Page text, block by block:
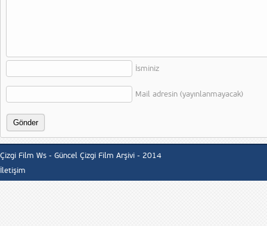
İsminiz
Mail adresin (yayınlanmayacak)
Çizgi Film Ws - Güncel Çizgi Film Arşivi - 2014
İletişim